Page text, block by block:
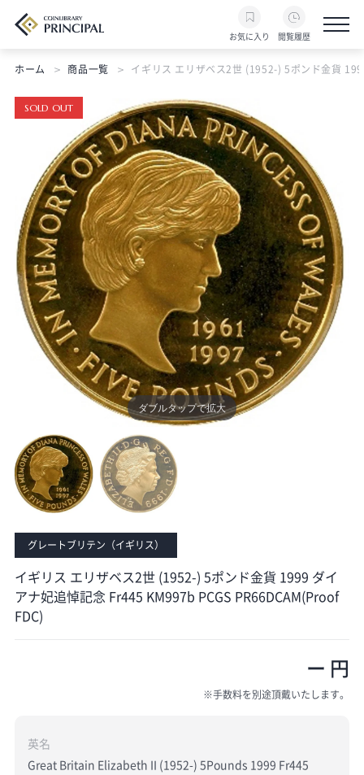
お気に入り 閲覧履歴
ホーム 商品一覧 イギリス エリザベス2世 (1952-) 5ポンド金貨
SOLD OUT
ダブルタップで拡大
ダブルタップで拡大
グレートブリテン（イギリス）
イギリス エリザベス2世 (1952-) 5ポンド金貨 1999 ダイ
アナ妃追悼記念 Fr445 KM997b PCGS PR66DCAM(Proof
FDC)
ー 円
※手数料を別途頂戴いたします。
英名
Great Britain Elizabeth II (1952-) 5Pounds 1999 Fr445